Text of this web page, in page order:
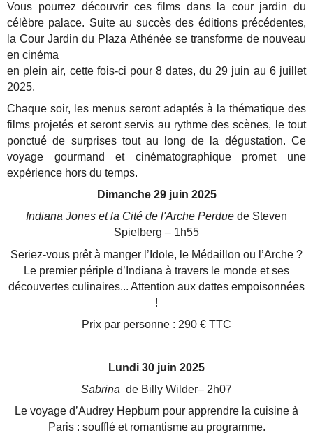
Vous pourrez découvrir ces films dans la cour jardin du
célèbre palace. Suite au succès des éditions précédentes,
la Cour Jardin du Plaza Athénée se transforme de nouveau
en cinéma
en plein air, cette fois-ci pour 8 dates, du 29 juin au 6 juillet
2025.
Chaque soir, les menus seront adaptés à la thématique des
films projetés et seront servis au rythme des scènes, le tout
ponctué de surprises tout au long de la dégustation. Ce
voyage gourmand et cinématographique promet une
expérience hors du temps.
Dimanche 29 juin 2025
Indiana Jones et la Cité de l'Arche Perdue de Steven
Spielberg – 1h55
Seriez-vous prêt à manger l’Idole, le Médaillon ou l’Arche ?
Le premier périple d’Indiana à travers le monde et ses
découvertes culinaires... Attention aux dattes empoisonnées
!
Prix par personne : 290 € TTC
Lundi 30 juin 2025
Sabrina de Billy Wilder– 2h07
Le voyage d’Audrey Hepburn pour apprendre la cuisine à
Paris : soufflé et romantisme au programme.